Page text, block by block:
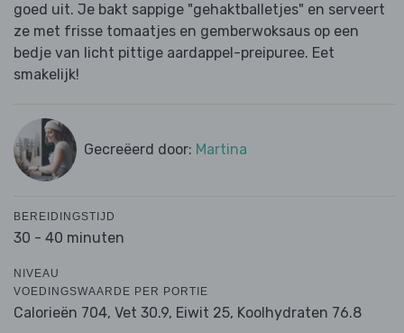
goed uit. Je bakt sappige "gehaktballetjes" en serveert
ze met frisse tomaatjes en gemberwoksaus op een
bedje van licht pittige aardappel-preipuree. Eet
smakelijk!
Gecreëerd door: Martina
BEREIDINGSTIJD
30 - 40 minuten
NIVEAU
VOEDINGSWAARDE PER PORTIE
Calorieën 704, Vet 30.9, Eiwit 25, Koolhydraten 76.8